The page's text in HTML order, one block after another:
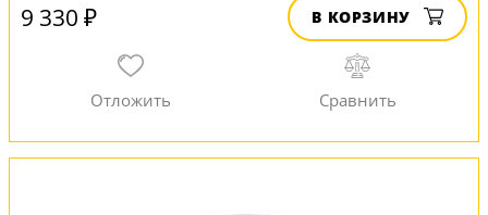
9 330 ₽ В КОРЗИНУ